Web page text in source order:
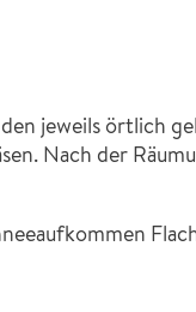
jeweils örtlich
Nach der